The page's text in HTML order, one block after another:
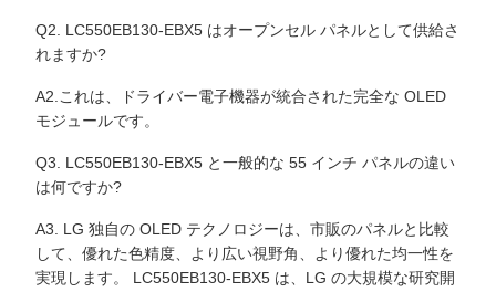
Q2. LC550EB130-EBX5 はオープンセル パネルとして供給さ
れますか?
A2.これは、ドライバー電子機器が統合された完全な OLED
モジュールです。
Q3. LC550EB130-EBX5 と一般的な 55 インチ パネルの違い
は何ですか?
A3. LG 独自の OLED テクノロジーは、市販のパネルと比較
して、優れた色精度、より広い視野角、より優れた均一性を
実現します。 LC550EB130-EBX5 は、LG の大規模な研究開